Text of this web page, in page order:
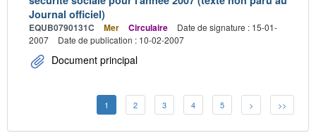
Journal officiel)
EQUB0790131C Mer Circulaire
Date de signature : 15-01-
2007
Date de publication : 10-02-2007
Document principal
1 2 3 4 5 > >>